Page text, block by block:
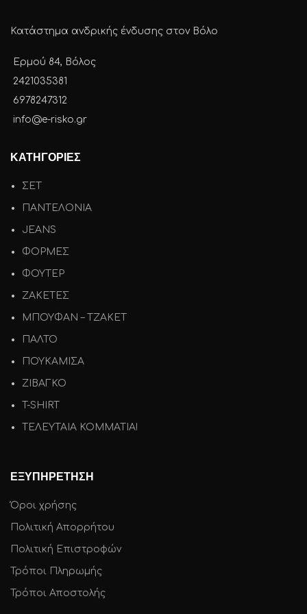
Κατάστημα ανδρικής ένδυσης στον Βόλο
Ερμού 84, Βόλος
2421035381
6978247312
info@e-risko.gr
ΚΑΤΗΓΟΡΙΕΣ
ΣΕΤ
ΠΑΝΤΕΛΟΝΙΑ
JEANS
ΦΟΡΜΕΣ
ΦΟΥΤΕΡ
ΖΑΚΕΤΕΣ
ΜΠΟΥΦΑΝ – ΤΖΑΚΕΤ
ΠΑΛΤΟ
ΠΟΥΚΑΜΙΣΑ
ΖΙΒΑΓΚΟ
T-SHIRT
ΤΕΛΕΥΤΑΙΑ ΚΟΜΜΑΤΙΑ!
ΕΞΥΠΗΡΕΤΗΣΗ
Όροι χρήσης
Πολιτική Απορρήτου
Πολιτική Επιστροφών
Τρόποι Πληρωμής
Τρόποι Αποστολής